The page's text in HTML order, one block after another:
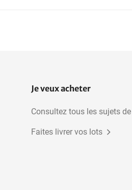
Je veux acheter
Consultez tous les sujets
Faites livrer vos lots